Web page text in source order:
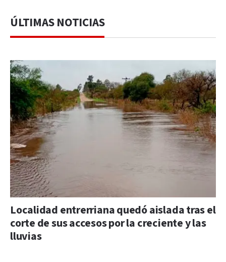
ÚLTIMAS NOTICIAS
Localidad entrerriana quedó aislada tras el
corte de sus accesos por la creciente y las
lluvias